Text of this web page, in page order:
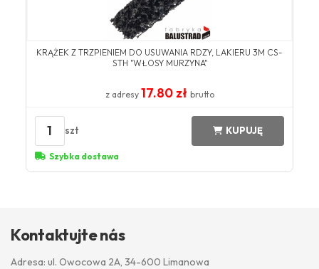
KRĄŻEK Z TRZPIENIEM DO USUWANIA RDZY, LAKIERU 3M CS-
STH "WŁOSY MURZYNA"
z adresy 17.80 zł brutto
1 szt KUPUJĘ
Szybka dostawa
Kontaktujte nás
Adresa: ul. Owocowa 2A, 34-600 Limanowa